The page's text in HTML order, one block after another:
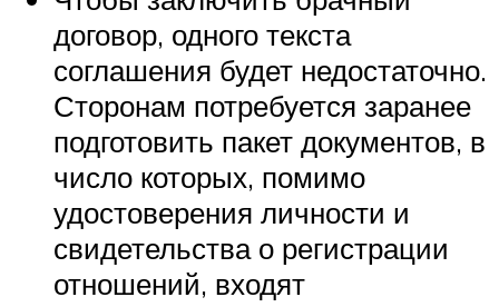
договор, одного текста
соглашения будет недостаточно.
Сторонам потребуется заранее
подготовить пакет документов, в
число которых, помимо
удостоверения личности и
свидетельства о регистрации
отношений, входят